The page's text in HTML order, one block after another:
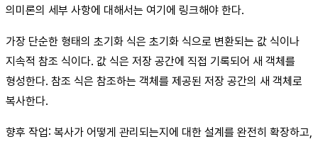
의미론의 세부 사항에 대해서는 여기에 링크해야 한다.
가장 단순한 형태의 초기화 식은 초기화 식으로 변환되는 값 식이나
지속적 참조 식이다. 값 식은 저장 공간에 직접 기록되어 새 객체를
형성한다. 참조 식은 참조하는 객체를 제공된 저장 공간의 새 객체로
복사한다.
향후 작업: 복사가 어떻게 관리되는지에 대한 설계를 완전히 확장하고,